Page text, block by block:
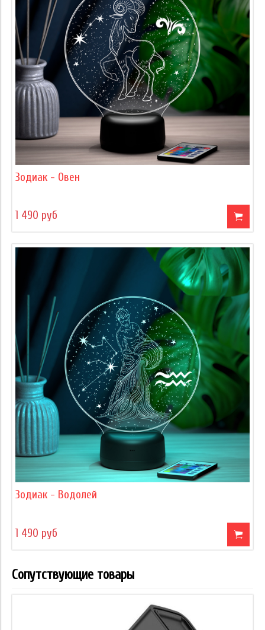
Зодиак - Овен
1 490 руб
Зодиак - Водолей
1 490 руб
Сопутствующие товары